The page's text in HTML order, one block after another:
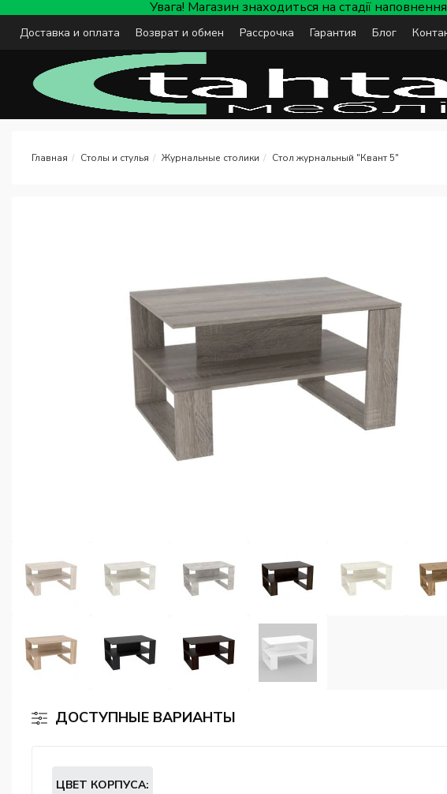
Увага! Магазин знаходиться на стадії
Доставка и оплата Возврат и обмен Рассрочка Гарантия Блог
Столы и стулья Журнальные столики Стол журнальный "Квант 5"
ДОСТУПНЫЕ ВАРИАНТЫ
ЦВЕТ КОРПУСА: